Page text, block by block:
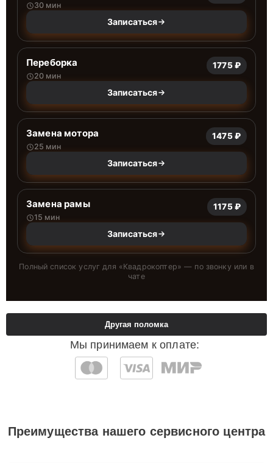
30 мин
Записаться
Переборка
20 мин
1775 ₽
Записаться
Замена мотора
25 мин
1475 ₽
Записаться
Замена рамы
15 мин
1175 ₽
Записаться
Полный список услуг для «Квадрокоптер» — по звонку или в
чате
Мы принимаем к оплате:
Другая поломка
Преимущества нашего сервисного центра